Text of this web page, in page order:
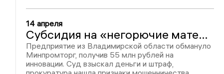
14 апреля
Субсидия на «негорючие материалы» обернулась для вязниковского предприятия иском на 86 млн рублей
Предприятие из Владимирской области обмануло
Минпромторг, получив 55 млн рублей на
инновации. Суд взыскал деньги и штраф,